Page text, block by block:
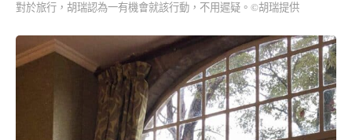
對於旅行，胡瑞認為一有機會就該行動，不用遲疑。©胡瑞提供